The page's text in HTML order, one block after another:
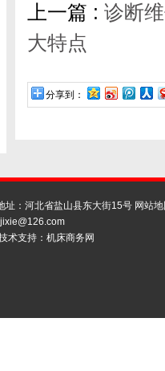
上一篇 : 诊断
大特点
分享到：
址：河北省盐山县东大街15号 网站
术支持： 机床商务网